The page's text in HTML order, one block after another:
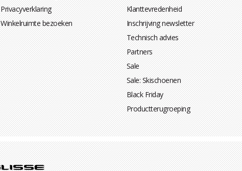
Privacyverklaring
Winkelruimte bezoeken
Klanttevredenheid
Inschrijving newsletter
Technisch advies
Partners
Sale
Sale: Skischoenen
Black Friday
Productterugroeping